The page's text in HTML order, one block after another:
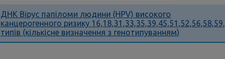
ДНК Вірус папіломи людини (HPV) високого
канцерогенного ризику 16,18,31,33,35,39,45,51,52,56,58,59,
типів (кількісне визначення з генотипуванням)